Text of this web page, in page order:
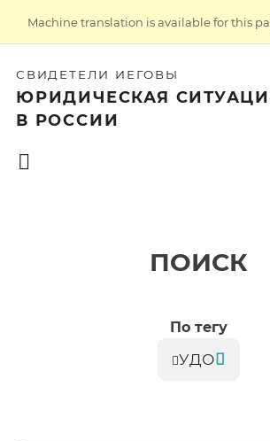
Machine translation is available for this
СВИДЕТЕЛИ ИЕГОВЫ
ЮРИДИЧЕСКАЯ
В РОССИИ
ПОИСК
По тегу
УДО